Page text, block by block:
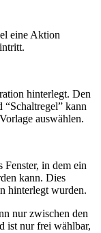
eine Aktion
hinterlegt. Den
“Schaltregel” kann
auswählen.
Fenster, in dem ein
kann. Dies
hinterlegt wurden.
nur zwischen den
ist nur frei wählbar,